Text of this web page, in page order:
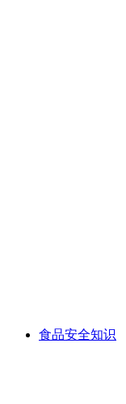
食品安全知识